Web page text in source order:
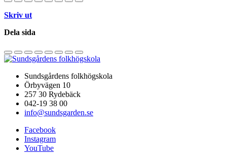
Skriv ut
Dela sida
Sundsgårdens folkhögskola
Örbyvägen 10
257 30 Rydebäck
042-19 38 00
info@sundsgarden.se
Facebook
Instagram
YouTube